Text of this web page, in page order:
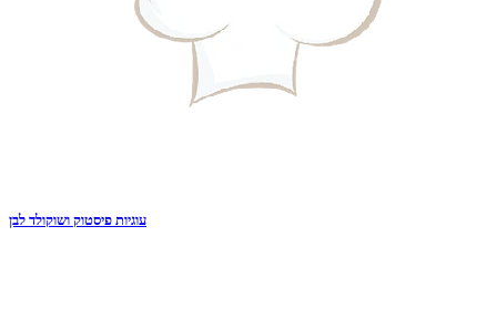
עוגיות פיסטוק ושוקולד לבן